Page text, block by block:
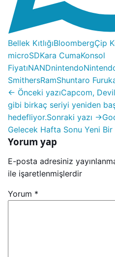
Bellek KıtlığıBloombergÇip
microSDKara CumaKonsol
FiyatıNANDnintendo
SmithersRamShuntaro
← Önceki yazıCapcom,
gibi birkaç seriyi yeniden
hedefliyor.Sonraki yazı →
Gelecek Hafta Sonu Yeni
Yorum yap
E-posta adresiniz
ile işaretlenmişlerdir
Yorum *